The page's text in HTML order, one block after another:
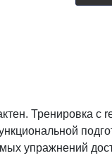
Тренировка с
упражнений